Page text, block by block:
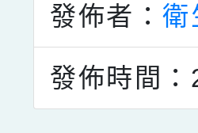
發佈者：衛
發佈時間